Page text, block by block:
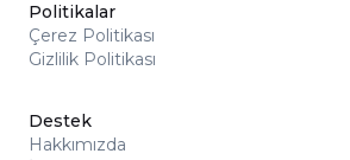
Politikalar
Çerez Politikası
Gizlilik Politikası
Destek
Hakkımızda